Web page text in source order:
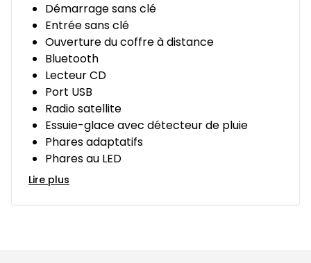
Démarrage sans clé
Entrée sans clé
Ouverture du coffre à distance
Bluetooth
Lecteur CD
Port USB
Radio satellite
Essuie-glace avec détecteur de pluie
Phares adaptatifs
Phares au LED
Lire plus